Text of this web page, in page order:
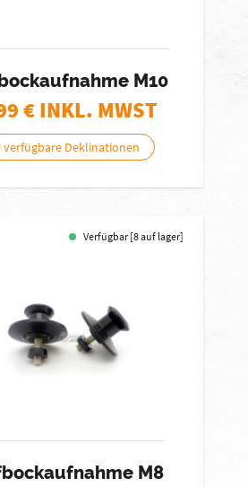
M10
€ INKL. MWST
verfügbare Deklinationen
Verfügbar [8 auf lager]
M8